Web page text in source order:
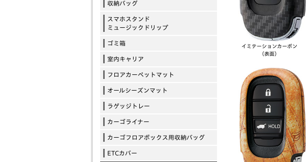
収納バッグ
スマホスタンド
ミュージックドリップ
ゴミ箱
室内キャリア
フロアカーペットマット
オールシーズンマット
ラゲッジトレー
カーゴライナー
カーゴフロアボックス用収納バッグ
ETCカバー
イミテーション カーボン
（表面）